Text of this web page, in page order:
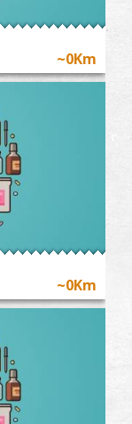
~0Km
~0Km